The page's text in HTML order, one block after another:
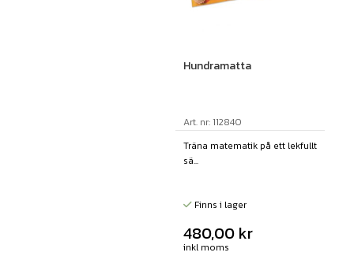
Hundramatta
Art. nr: 112840
Träna matematik på ett lekfullt
sä...
Finns i lager
480,00 kr
inkl moms